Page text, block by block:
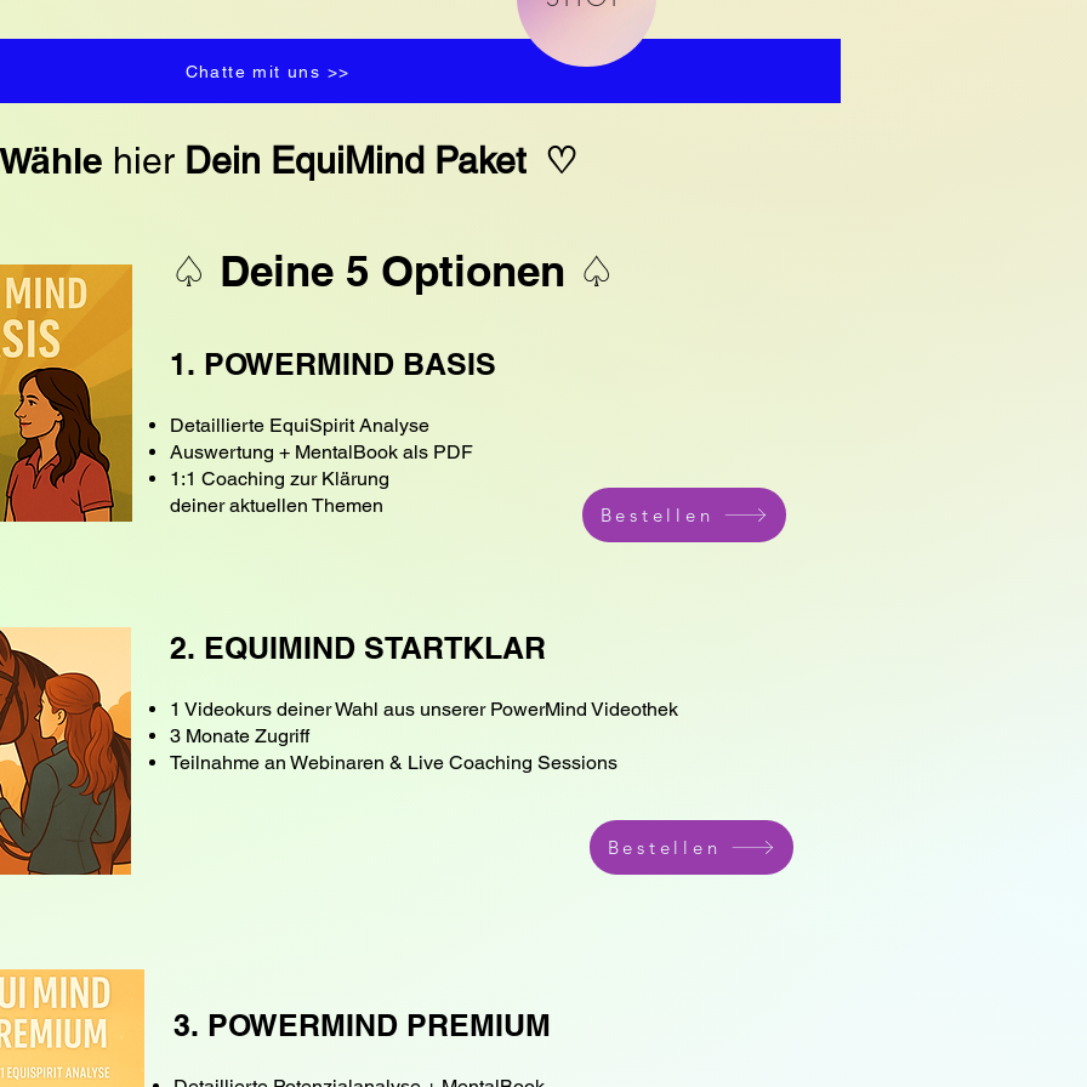
Chatte mit uns >>
hierDein EquiMind Paket ♡
♤ Deine 5 Optionen ♤
1. POWERMIND BASIS
Detaillierte EquiSpirit Analyse
Auswertung + MentalBook als PDF
1:1 Coaching zur Klärung
deiner aktuellen Themen
Bestellen
2. EQUIMIND STARTKLAR
1 Videokurs deiner Wahl aus unserer PowerMind Videothek
3 Monate Zugriff
Teilnahme an Webinaren & Live Coaching Sessions
Bestellen
3. POWERMIND PREMIUM